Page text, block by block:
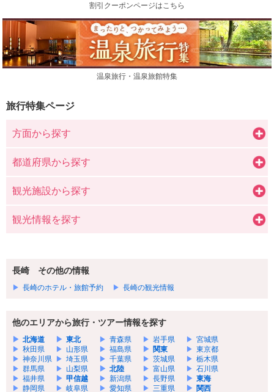
割引クーポンページはこちら
温泉旅行・温泉旅館特集
旅行特集ページ
方面から探す
都道府県から探す
観光施設から探す
観光情報を探す
長崎 その他の情報
長崎のホテル・旅館予約 長崎の観光情報
他のエリアから旅行・ツアー情報を探す
北海道 東北 青森県 岩手県
宮城県
秋田県
山形県 福島県 関東
東京都
神奈川県
埼玉県 千葉県 茨城県
栃木県
群馬県
山梨県 北陸 富山県
石川県
福井県
甲信越 新潟県 長野県
東海
静岡県
岐阜県 愛知県 三重県 関西